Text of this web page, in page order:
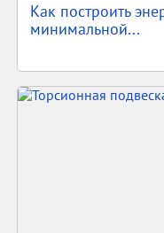
Как построить
минимальной...